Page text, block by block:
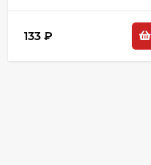
133 ₽